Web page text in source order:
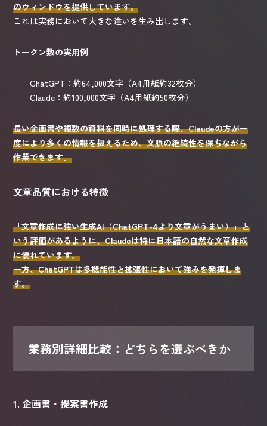
のウィンドウを提供しています。
これは実務において大きな違いを生み出します。
トークン数の実用例
ChatGPT：約64,000文字（A4用紙約32枚分）
Claude：約100,000文字（A4用紙約50枚分）
長い企画書や複数の資料を同時に処理する際、Claudeの方が一
度により多くの情報を扱えるため、文脈の継続性を保ちながら
作業できます。
文章品質における特徴
「文章作成に強い生成AI（ChatGPT-4より文章がうまい）」と
いう評価があるように、Claudeは特に日本語の自然な文章作成
に優れています。
一方、ChatGPTは多機能性と拡張性において強みを発揮しま
す。
業務別詳細比較：どちらを選ぶべきか
1. 企画書・提案書作成